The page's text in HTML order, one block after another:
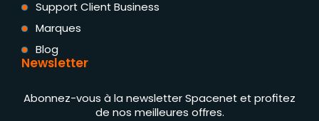
Support Client Business
Marques
Blog
Newsletter
Abonnez-vous à la newsletter Spacenet et profitez
de nos meilleures offres.